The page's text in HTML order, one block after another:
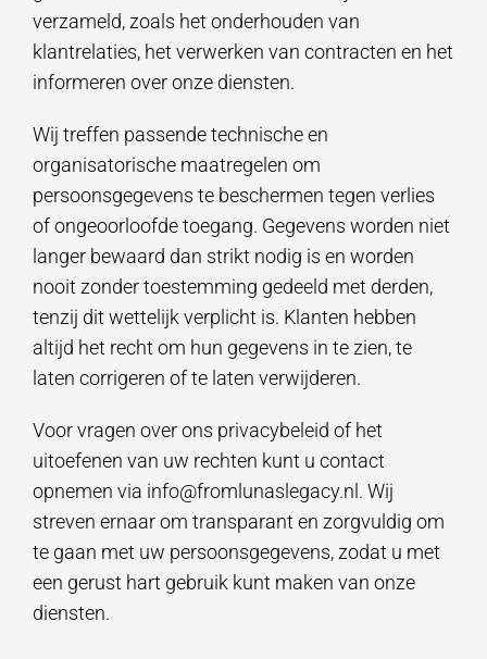
verzameld, zoals het onderhouden van
klantrelaties, het verwerken van contracten en het
informeren over onze diensten.
Wij treffen passende technische en
organisatorische maatregelen om
persoonsgegevens te beschermen tegen verlies
of ongeoorloofde toegang. Gegevens worden niet
langer bewaard dan strikt nodig is en worden
nooit zonder toestemming gedeeld met derden,
tenzij dit wettelijk verplicht is. Klanten hebben
altijd het recht om hun gegevens in te zien, te
laten corrigeren of te laten verwijderen.
Voor vragen over ons privacybeleid of het
uitoefenen van uw rechten kunt u contact
opnemen via info@fromlunaslegacy.nl. Wij
streven ernaar om transparant en zorgvuldig om
te gaan met uw persoonsgegevens, zodat u met
een gerust hart gebruik kunt maken van onze
diensten.